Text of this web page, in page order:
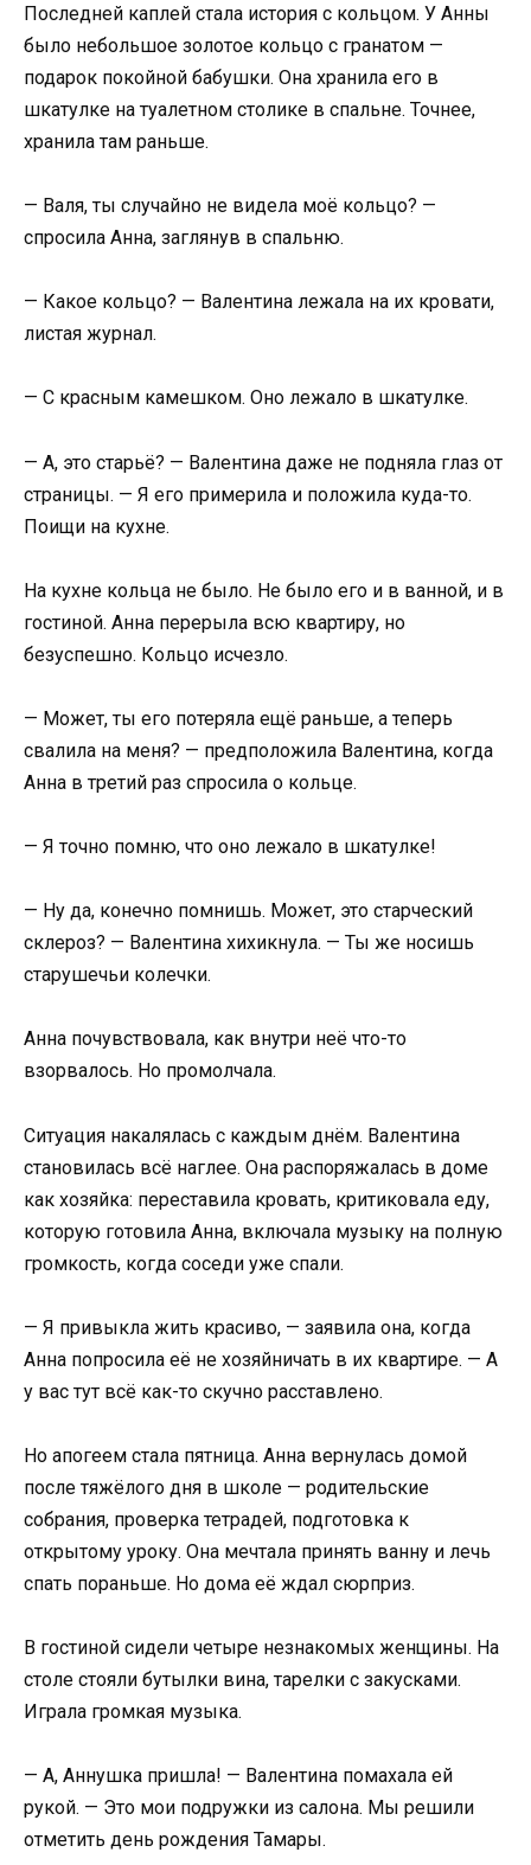
Последней каплей стала история с кольцом. У Анны
было небольшое золотое кольцо с гранатом —
подарок покойной бабушки. Она хранила его в
шкатулке на туалетном столике в спальне. Точнее,
хранила там раньше.
— Валя, ты случайно не видела моё кольцо? —
спросила Анна, заглянув в спальню.
— Какое кольцо? — Валентина лежала на их кровати,
листая журнал.
— С красным камешком. Оно лежало в шкатулке.
— А, это старьё? — Валентина даже не подняла глаз от
страницы. — Я его примерила и положила куда-то.
Поищи на кухне.
На кухне кольца не было. Не было его и в ванной, и в
гостиной. Анна перерыла всю квартиру, но
безуспешно. Кольцо исчезло.
— Может, ты его потеряла ещё раньше, а теперь
свалила на меня? — предположила Валентина, когда
Анна в третий раз спросила о кольце.
— Я точно помню, что оно лежало в шкатулке!
— Ну да, конечно помнишь. Может, это старческий
склероз? — Валентина хихикнула. — Ты же носишь
старушечьи колечки.
Анна почувствовала, как внутри неё что-то
взорвалось. Но промолчала.
Ситуация накалялась с каждым днём. Валентина
становилась всё наглее. Она распоряжалась в доме
как хозяйка: переставила кровать, критиковала еду,
которую готовила Анна, включала музыку на полную
громкость, когда соседи уже спали.
— Я привыкла жить красиво, — заявила она, когда
Анна попросила её не хозяйничать в их квартире. — А
у вас тут всё как-то скучно расставлено.
Но апогеем стала пятница. Анна вернулась домой
после тяжёлого дня в школе — родительские
собрания, проверка тетрадей, подготовка к
открытому уроку. Она мечтала принять ванну и лечь
спать пораньше. Но дома её ждал сюрприз.
В гостиной сидели четыре незнакомых женщины. На
столе стояли бутылки вина, тарелки с закусками.
Играла громкая музыка.
— А, Аннушка пришла! — Валентина помахала ей
рукой. — Это мои подружки из салона. Мы решили
отметить день рождения Тамары.